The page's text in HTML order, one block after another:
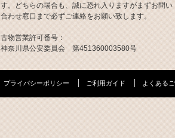
す。どちらの場合も、誠に恐れ入りますがまずお問い
合わせ窓口まで必ずご連絡をお願い致します。
古物営業許可番号：
神奈川県公安委員会 第451360003580号
プライバシーポリシー ご利用ガイド よくある